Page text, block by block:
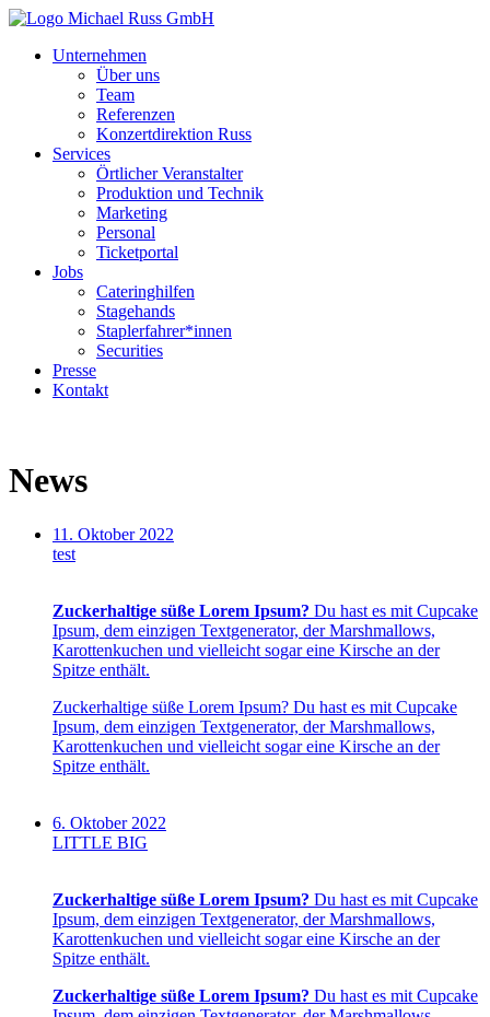
Unternehmen
Über uns
Team
Referenzen
Konzertdirektion Russ
Services
Örtlicher Veranstalter
Produktion und Technik
Marketing
Personal
Ticketportal
Jobs
Cateringhilfen
Stagehands
Staplerfahrer*innen
Securities
Presse
Kontakt
News
11. Oktober 2022
test
Zuckerhaltige süße Lorem Ipsum? Du hast es mit Cupcake
Ipsum, dem einzigen Textgenerator, der Marshmallows,
Karottenkuchen und vielleicht sogar eine Kirsche an der
Spitze enthält.
Zuckerhaltige süße Lorem Ipsum? Du hast es mit Cupcake
Ipsum, dem einzigen Textgenerator, der Marshmallows,
Karottenkuchen und vielleicht sogar eine Kirsche an der
Spitze enthält.
6. Oktober 2022
LITTLE BIG
Zuckerhaltige süße Lorem Ipsum? Du hast es mit Cupcake
Ipsum, dem einzigen Textgenerator, der Marshmallows,
Karottenkuchen und vielleicht sogar eine Kirsche an der
Spitze enthält.
Zuckerhaltige süße Lorem Ipsum? Du hast es mit Cupcake